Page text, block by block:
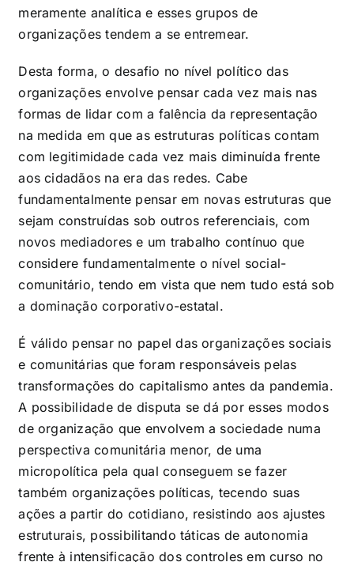
meramente analítica e esses grupos de
organizações tendem a se entremear.
Desta forma, o desafio no nível político das
organizações envolve pensar cada vez mais nas
formas de lidar com a falência da representação
na medida em que as estruturas políticas contam
com legitimidade cada vez mais diminuída frente
aos cidadãos na era das redes. Cabe
fundamentalmente pensar em novas estruturas que
sejam construídas sob outros referenciais, com
novos mediadores e um trabalho contínuo que
considere fundamentalmente o nível social-
comunitário, tendo em vista que nem tudo está sob
a dominação corporativo-estatal.
É válido pensar no papel das organizações sociais
e comunitárias que foram responsáveis pelas
transformações do capitalismo antes da pandemia.
A possibilidade de disputa se dá por esses modos
de organização que envolvem a sociedade numa
perspectiva comunitária menor, de uma
micropolítica pela qual conseguem se fazer
também organizações políticas, tecendo suas
ações a partir do cotidiano, resistindo aos ajustes
estruturais, possibilitando táticas de autonomia
frente à intensificação dos controles em curso no